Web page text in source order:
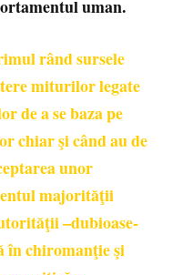
uman.
rând sursele
miturilor legate
de a se baza pe
chiar şi când au de
unor
majorităţii
–dubioase-
în chiromanţie şi